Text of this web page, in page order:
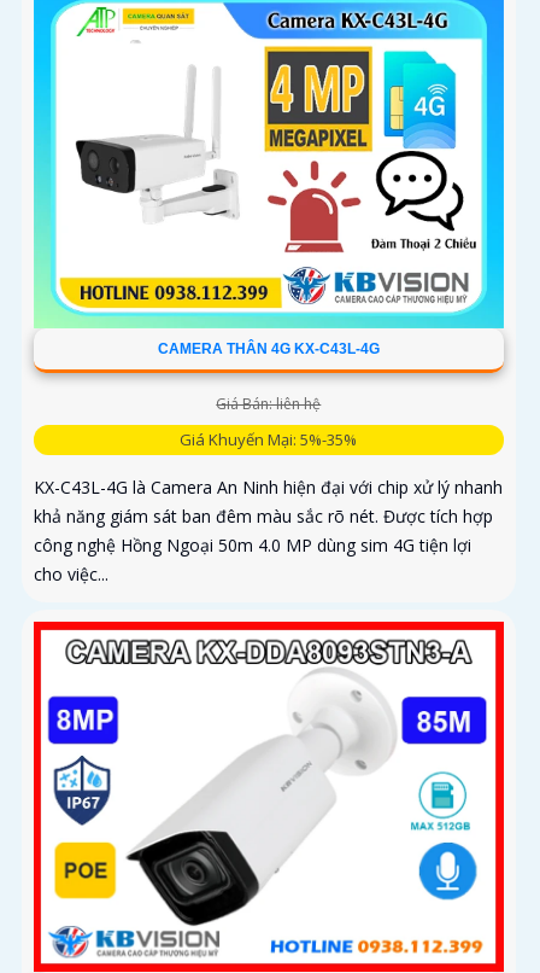
CAMERA THÂN 4G KX-C43L-4G
Giá Bán: liên hệ
Giá Khuyến Mại: 5%-35%
KX-C43L-4G là Camera An Ninh hiện đại với chip xử lý nhanh
khả năng giám sát ban đêm màu sắc rõ nét. Được tích hợp
công nghệ Hồng Ngoại 50m 4.0 MP dùng sim 4G tiện lợi
cho việc...